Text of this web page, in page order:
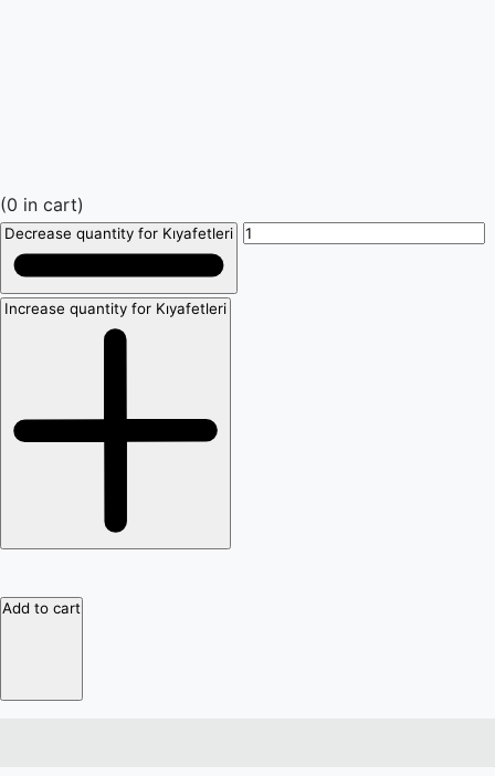
(0 in cart)
Decrease quantity for Kıyafetleri
Increase quantity for Kıyafetleri
Add to cart